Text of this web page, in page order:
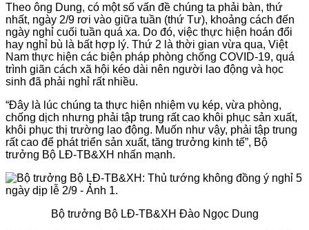
Theo ông Dung, có một số vấn đề chúng ta phải bàn, thứ
nhất, ngày 2/9 rơi vào giữa tuần (thứ Tư), khoảng cách đến
ngày nghỉ cuối tuần quá xa. Do đó, việc thực hiện hoán đổi
hay nghỉ bù là bất hợp lý. Thứ 2 là thời gian vừa qua, Việt
Nam thực hiện các biện pháp phòng chống COVID-19, quá
trình giãn cách xã hội kéo dài nên người lao động và học
sinh đã phải nghỉ rất nhiều.
“Đây là lúc chúng ta thực hiện nhiệm vụ kép, vừa phòng,
chống dịch nhưng phải tập trung rất cao khôi phục sản xuất,
khôi phục thị trường lao động. Muốn như vậy, phải tập trung
rất cao để phát triển sản xuất, tăng trưởng kinh tế”, Bộ
trưởng Bộ LĐ-TB&XH nhấn mạnh.
Bộ trưởng Bộ LĐ-TB&XH Đào Ngọc Dung